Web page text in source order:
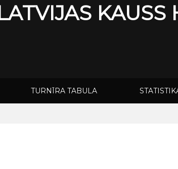
TURNĪRA TABULA